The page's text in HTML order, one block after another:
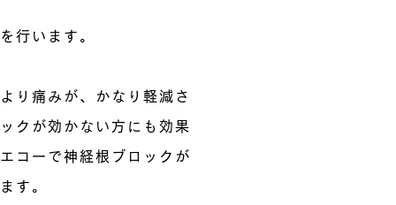
行います。
り痛みが、かなり軽減さ
クが効かない方にも効果
コーで神経根ブロックが
す。